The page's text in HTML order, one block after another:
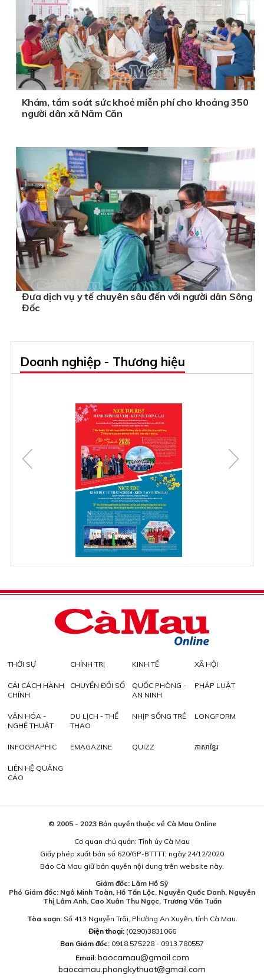
Khám, tầm soát sức khoẻ miễn phí cho khoảng 350
người dân xã Năm Căn
Đưa dịch vụ y tế chuyên sâu đến với người dân Sông
Đốc
Doanh nghiệp - Thương hiệu
THỜI SỰ CHÍNH TRỊ KINH TẾ XÃ HỘI
CẢI CÁCH HÀNH
CHÍNH
CHUYỂN ĐỔI SỐ
QUỐC PHÒNG -
AN NINH
PHÁP LUẬT
VĂN HÓA -
NGHỆ THUẬT
DU LỊCH - THỂ
THAO
NHỊP SỐNG TRẺ LONGFORM
INFOGRAPHIC EMAGAZINE QUIZZ ភាសាខ្មែរ
LIÊN HỆ QUẢNG
CÁO
© 2005 - 2023 Bản quyền thuộc về Cà Mau Online
Cơ quan chủ quản: Tỉnh ủy Cà Mau
Giấy phép xuất bản số 620/GP-BTTTT, ngày 24/12/2020
Báo Cà Mau giữ bản quyền nội dung trên website này.
Giám đốc: Lâm Hồ Sỹ
Phó Giám đốc: Ngô Minh Toàn, Hồ Tấn Lộc, Nguyễn Quốc Danh, Nguyễn
Thị Lâm Anh, Cao Xuân Thu Ngọc, Trương Văn Tuấn
Tòa soạn:Số 413 Nguyễn Trãi, Phường An Xuyên, tỉnh Cà Mau.
Điện thoại: (0290)3831066
Ban Giám đốc: 0918.575228 - 0913.780557
Email: baocamau@gmail.com
baocamau.phongkythuat@gmail.com